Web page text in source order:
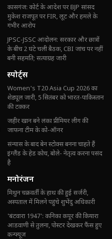
कासगंज: कोर्ट के आदेश पर BJP सांसद
मुकेश राजपूत पर FIR, लूट और हमले के
गंभीर आरोप
JPSC-JSSC आंदोलन: सरकार और छात्रों
के बीच 2 घंटे चली बैठक, CBI जांच पर नहीं
बनी सहमति; सत्याग्रह जारी
स्पोर्ट्स
Women's T20 Asia Cup 2026 का
शेड्यूल जारी, 5 सितंबर को भारत-पाकिस्तान
की टक्कर
जहीर खान बने लंका प्रीमियर लीग की
जाफना टीम के को-ऑनर
संन्यास के बाद बेन स्टोक्स बनना चाहते हैं
इंग्लैंड के हेड कोच, बोले- नेतृत्व करना पसंद
है
मनोरंजन
मिथुन चक्रवर्ती के हाथ की हुई सर्जरी,
अस्पताल में मिलने पहुंचे शुभेंदु अधिकारी
'बंटवारा 1947': कनिका कपूर की कियारा
आडवाणी से तुलना, पोस्टर देखकर फैंस हुए
कन्फ्यूज